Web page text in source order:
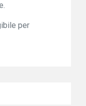
per